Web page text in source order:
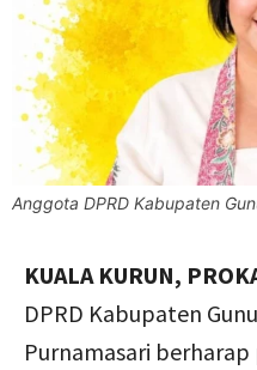
Anggota DPRD Kabupaten
KUALA KURUN,
DPRD Kabupaten
Purnamasari